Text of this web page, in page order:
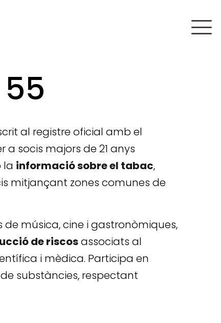
al registre oficial amb el
a socis majors de 21 anys
la informació sobre el tabac,
mitjançant zones comunes de
música, cine i gastronòmiques,
de riscosassociats al
i mèdica. Participa en
substàncies, respectant